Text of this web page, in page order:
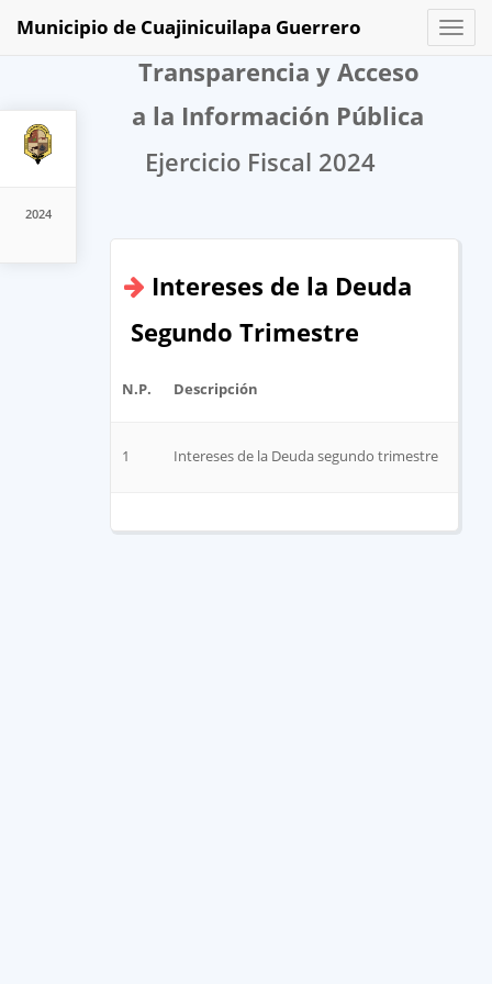
2024
Toggle
Municipio de Cuajinicuilapa Guerrero
Transparencia y Acceso
a la Información Pública
Ejercicio Fiscal 2024
Intereses de la Deuda
Segundo Trimestre
N.P. Descripción
1 Intereses de la Deuda segundo trimestre